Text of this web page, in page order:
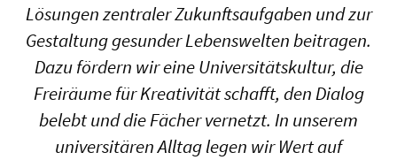
Lösungen zentraler Zukunftsaufgaben und zur
Gestaltung gesunder Lebenswelten beitragen.
Dazu fördern wir eine Universitätskultur, die
Freiräume für Kreativität schafft, den Dialog
belebt und die Fächer vernetzt. In unserem
universitären Alltag legen wir Wert auf